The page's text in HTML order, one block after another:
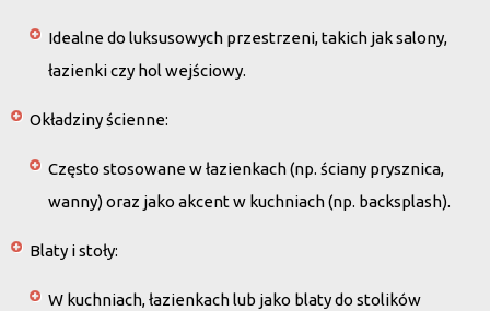
Idealne do luksusowych przestrzeni, takich jak salony,
łazienki czy hol wejściowy.
Okładziny ścienne:
Często stosowane w łazienkach (np. ściany prysznica,
wanny) oraz jako akcent w kuchniach (np. backsplash).
Blaty i stoły:
W kuchniach, łazienkach lub jako blaty do stolików